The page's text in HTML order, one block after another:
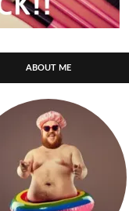
ABOUT ME